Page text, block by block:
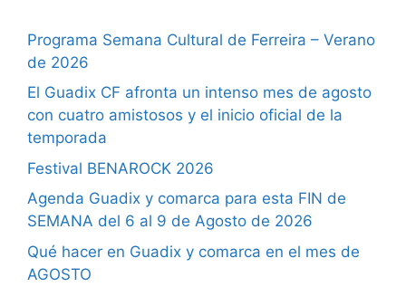
Programa Semana Cultural de Ferreira – Verano
de 2026
El Guadix CF afronta un intenso mes de agosto
con cuatro amistosos y el inicio oficial de la
temporada
Festival BENAROCK 2026
Agenda Guadix y comarca para esta FIN de
SEMANA del 6 al 9 de Agosto de 2026
Qué hacer en Guadix y comarca en el mes de
AGOSTO